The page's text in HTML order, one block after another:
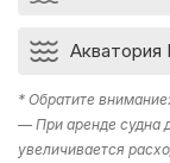
* Обратите внимание:
— При аренде судна
увеличивается